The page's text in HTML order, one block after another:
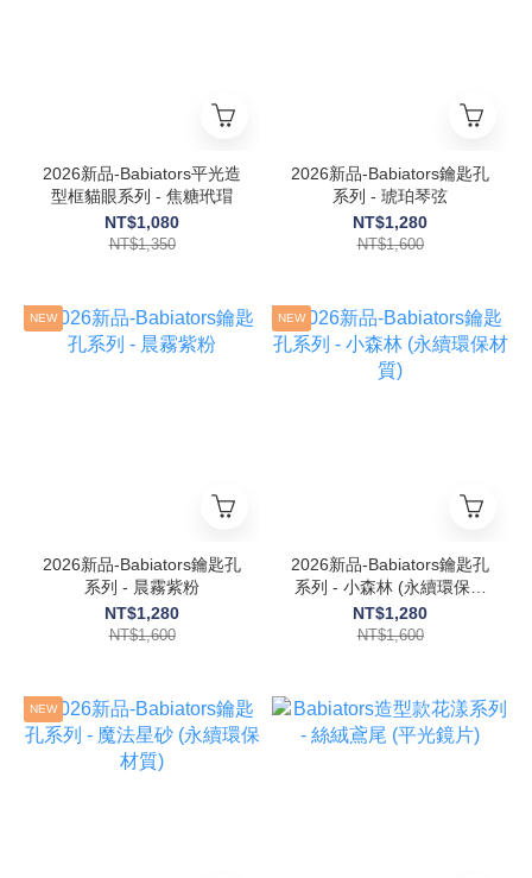
2026新品-Babiators平光造
型框貓眼系列 - 焦糖玳瑁
NT$1,080
NT$1,350
2026新品-Babiators鑰匙孔
系列 - 琥珀琴弦
NT$1,280
NT$1,600
NEW
2026新品-Babiators鑰匙孔
系列 - 晨霧紫粉
NT$1,280
NT$1,600
NEW
2026新品-Babiators鑰匙孔
系列 - 小森林 (永續環保材
質)
NT$1,280
NT$1,600
NEW